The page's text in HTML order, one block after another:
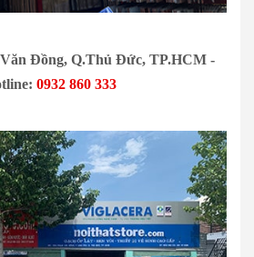
Văn Đồng, Q.Thủ Đức, TP.HCM -
0932 860 333